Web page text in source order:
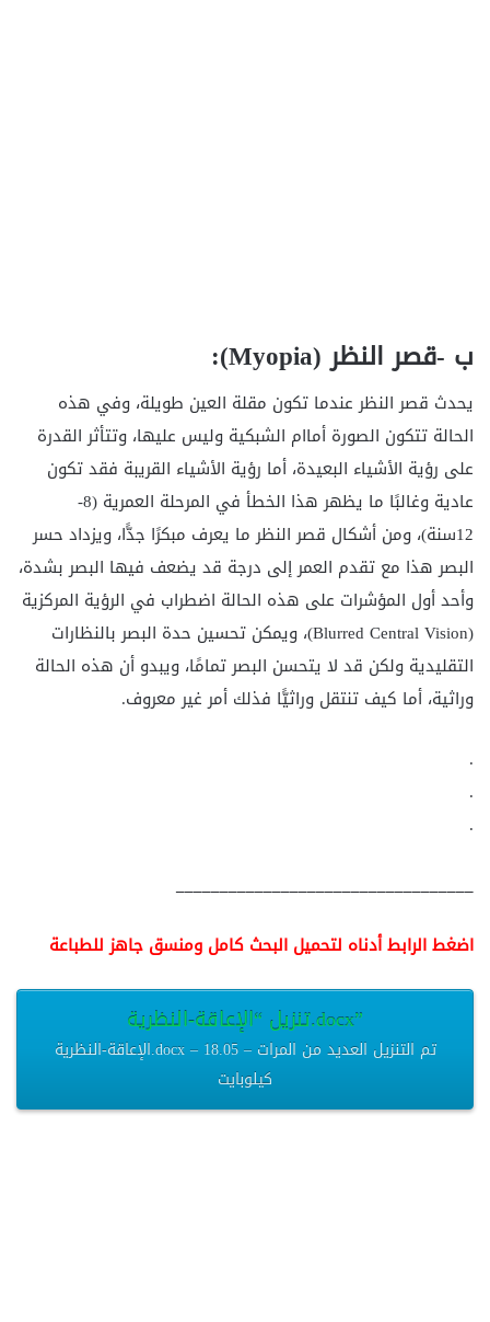
ب -قصر النظر (Myopia
):
يحدث قصر النظر عندما تكون مقلة العين طويلة، وفي هذه
الحالة تتكون الصورة أماام الشبكية وليس عليها، وتتأثر القدرة
على رؤية الأشياء البعيدة، أما رؤية الأشياء القريبة فقد تكون
عادية وغالبًا ما يظهر هذا الخطأ في المرحلة العمرية (8-
12سنة)، ومن أشكال قصر النظر ما يعرف مبكرًا جدًّا، ويزداد حسر
البصر هذا مع تقدم العمر إلى درجة قد يضعف فيها البصر بشدة،
وأحد أول المؤشرات على هذه الحالة اضطراب في الرؤية المركزية
(Blurred Central Vision)، ويمكن تحسين حدة البصر بالنظارات
التقليدية ولكن قد لا يتحسن البصر تمامًا، ويبدو أن هذه الحالة
وراثية، أما كيف تنتقل وراثيًّا فذلك أمر غير معروف.
.
.
.
__________________________________
اضغط الرابط أدناه لتحميل البحث كامل ومنسق جاهز للطباعة
تنزيل “الإعاقة-النظرية.docx”
الإعاقة-النظرية.docx – تم التنزيل العديد من المرات – 18.05
كيلوبايت